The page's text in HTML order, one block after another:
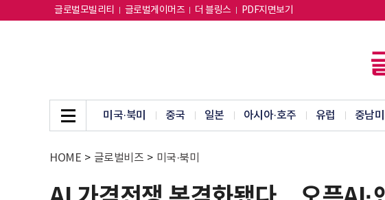
글로벌모빌리티 글로벌게이머즈 더 블링스 PDF지면보기
미국·북미 중국 일본 아시아·호주 유럽 중남
HOME > 글로벌비즈 > 미국·북미